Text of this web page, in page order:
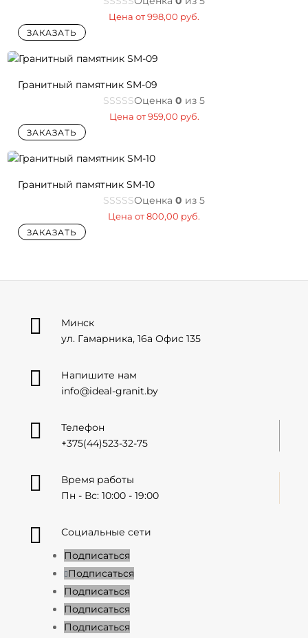
Цена от998,00 руб.
ЗАКАЗАТЬ
Гранитный памятник SM-09
Оценка 0 из 5
Цена от959,00 руб.
ЗАКАЗАТЬ
Гранитный памятник SM-10
Оценка 0 из 5
Цена от800,00 руб.
ЗАКАЗАТЬ

Минск
ул. Гамарника, 16а Офис 135

Напишите нам
info@ideal-granit.by

Телефон
+375(44)523-32-75

Время работы
Пн - Вс: 10:00 - 19:00

Социальные сети
Подписаться
Подписаться
Подписаться
Подписаться
Подписаться